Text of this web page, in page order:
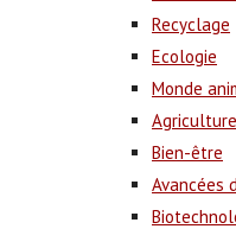
Recyclage
Ecologie
Monde
Bien-être
Avancées